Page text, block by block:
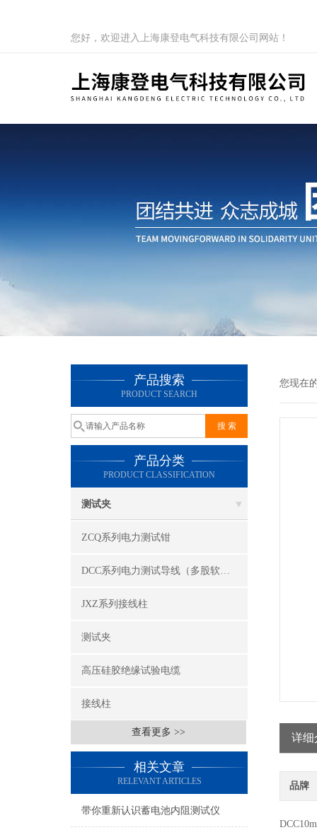
您好，欢迎进入上海康登电气科技有限公司网站！
产品搜索
PRODUCT SEARCH
产品分类
PRODUCT CLASSIFICATION
测试夹
ZCQ系列电力测试钳
DCC系列电力测试导线（多股软线）
JXZ系列接线柱
测试夹
高压硅胶绝缘试验电缆
接线柱
查看更多 >>
相关文章
RELEVANT ARTICLES
带你重新认识蓄电池内阻测试仪
您现在
详细
品牌